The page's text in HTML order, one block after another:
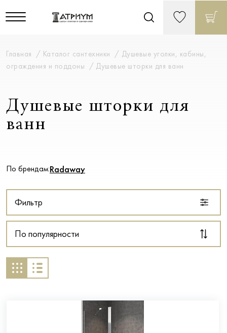
Главная Каталог сантехники
Душевые уголки, кабины,
ограждения и поддоны
Душевые шторки для ванн
Душевые шторки для
ванн
По брендам:Radaway
Фильтр
По популярности